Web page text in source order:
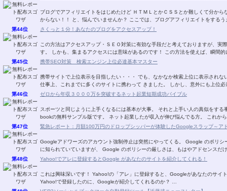
ブログでアフィリエイトをはじめたけど ＨＴＭＬとかＣＳＳとか難しくて分からない！！ 自分のやりたいことがどうすればできるか分
からない！！ と、悩んでいませんか？ ここでは、ブログアフィリエイトを
第44位
さくっと１分！あなたのブログをアクセスアップ！
この方法はアクセスアップ・ＳＥＯ対策に有効な手段だと考えておりますが、実
す。 しかも、集まるアクセスには意味があるので
第45位
携帯SEO対策 検索エンジン上位必達基本マスター
携帯サイトで上位表示を目指したい・・・ でも、なかなか検索上位に表示されない・・・。 そのようなお話をよく耳に
仕事上、これまでに多くのサイトに携わって きました。
第46位
ゼロから年収３０００万を突破するネット起業短期成功バイブル
スポーツと同じように上手くなるには基本が大事。 それと上手い人の真似をする事。 ゼロから年収３０００万を稼ぎ出す宮川明
bookの無料サンプル版です。 ネット起業したが収入が伸び悩んでる方
第47位
緊急レポート：月額100万円のドロップシッパーが体験したGoogleスラップ～ア
Googleアドワーズのアカウント強制停止は突然にやってくる。 Google のポリシーが非常に厳しいことは、 アドセンスなどで多くの方
に知られていていますが、 Google のポリシーの厳しさは、もはやアドセン
第48位
Yahoo!でアレに登録するとGoogle があなたのサイトを紹介してくれる！
これは興味深いです！ Yahoo!の「アレ」に登録すると、Googleがあなたのサイトを紹介してくれます！ Yahoo!の「アレ」とは？ 何故